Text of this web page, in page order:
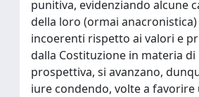
punitiva, evidenziando alcune
della loro (ormai
incoerenti rispetto ai valori e
dalla Costituzione in materia di
prospettiva, si avanzano,
iure condendo, volte a